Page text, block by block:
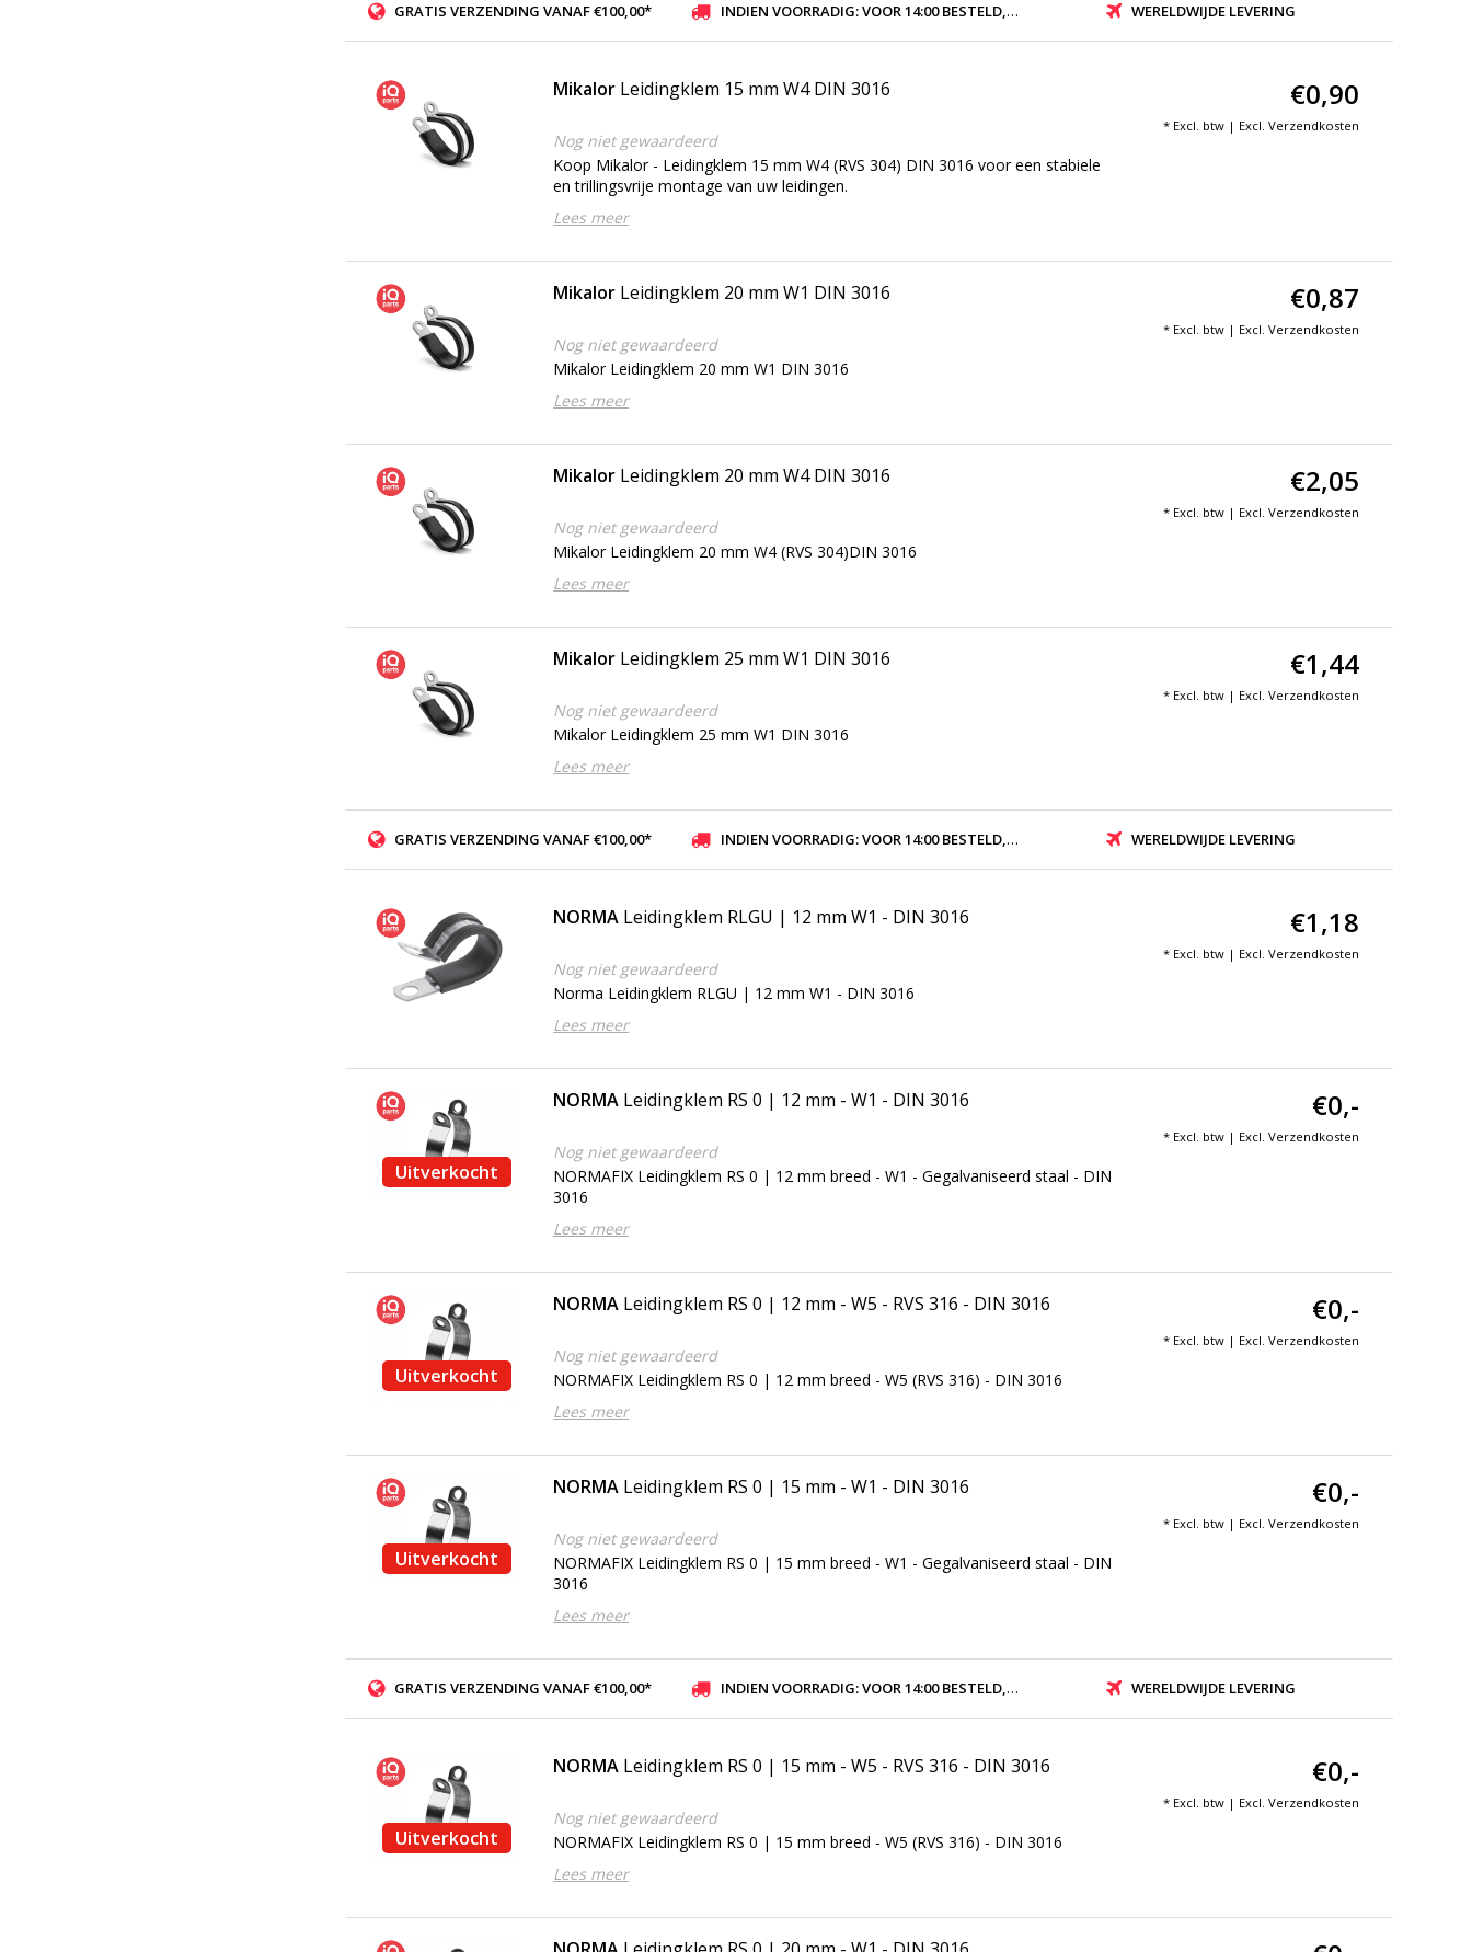
GRATIS VERZENDING VANAF €100,00* INDIEN VOORRADIG: VOOR 14:00 BESTELD, ZELFDE DAG VERZONDEN WERELDWIJDE LEVERING
Mikalor Leidingklem 15 mm W4 DIN 3016
Nog niet gewaardeerd
Koop Mikalor - Leidingklem 15 mm W4 (RVS 304) DIN 3016 voor een stabiele
en trillingsvrije montage van uw leidingen.
Lees meer
€0,90
* Excl. btw | Excl. Verzendkosten
Mikalor Leidingklem 20 mm W1 DIN 3016
Nog niet gewaardeerd
Mikalor Leidingklem 20 mm W1 DIN 3016
Lees meer
€0,87
* Excl. btw | Excl. Verzendkosten
Mikalor Leidingklem 20 mm W4 DIN 3016
Nog niet gewaardeerd
Mikalor Leidingklem 20 mm W4 (RVS 304)DIN 3016
Lees meer
€2,05
* Excl. btw | Excl. Verzendkosten
Mikalor Leidingklem 25 mm W1 DIN 3016
Nog niet gewaardeerd
Mikalor Leidingklem 25 mm W1 DIN 3016
Lees meer
€1,44
* Excl. btw | Excl. Verzendkosten
GRATIS VERZENDING VANAF €100,00* INDIEN VOORRADIG: VOOR 14:00 BESTELD, ZELFDE DAG VERZONDEN WERELDWIJDE LEVERING
NORMA Leidingklem RLGU | 12 mm W1 - DIN 3016
Nog niet gewaardeerd
Norma Leidingklem RLGU | 12 mm W1 - DIN 3016
Lees meer
€1,18
* Excl. btw | Excl. Verzendkosten
Uitverkocht
NORMA Leidingklem RS 0 | 12 mm - W1 - DIN 3016
Nog niet gewaardeerd
NORMAFIX Leidingklem RS 0 | 12 mm breed - W1 - Gegalvaniseerd staal - DIN
3016
Lees meer
€0,-
* Excl. btw | Excl. Verzendkosten
Uitverkocht
NORMA Leidingklem RS 0 | 12 mm - W5 - RVS 316 - DIN 3016
Nog niet gewaardeerd
NORMAFIX Leidingklem RS 0 | 12 mm breed - W5 (RVS 316) - DIN 3016
Lees meer
€0,-
* Excl. btw | Excl. Verzendkosten
Uitverkocht
NORMA Leidingklem RS 0 | 15 mm - W1 - DIN 3016
Nog niet gewaardeerd
NORMAFIX Leidingklem RS 0 | 15 mm breed - W1 - Gegalvaniseerd staal - DIN
3016
Lees meer
€0,-
* Excl. btw | Excl. Verzendkosten
GRATIS VERZENDING VANAF €100,00* INDIEN VOORRADIG: VOOR 14:00 BESTELD, ZELFDE DAG VERZONDEN WERELDWIJDE LEVERING
Uitverkocht
NORMA Leidingklem RS 0 | 15 mm - W5 - RVS 316 - DIN 3016
Nog niet gewaardeerd
NORMAFIX Leidingklem RS 0 | 15 mm breed - W5 (RVS 316) - DIN 3016
Lees meer
€0,-
* Excl. btw | Excl. Verzendkosten